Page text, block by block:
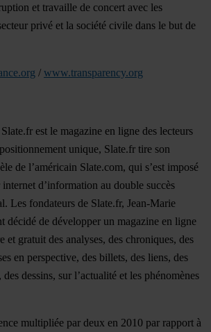
et travaille de concert avec les
privé et la société civile dans le but de
/ www.transparency.org
est le magazine en ligne des lecteurs
unique, Slate.fr tire son
de l’américain Slate.com, qui s’est imposé
d’information au double succès
Les fondateurs de Slate.fr, Jean-Marie
décidé de développer un magazine en ligne
et gratuit des analyses, des chroniques, des
en perspective, des billets, des liens, des
dessins, sur l’actualité et les phénomènes
multipliée par deux en 2010 par rapport à